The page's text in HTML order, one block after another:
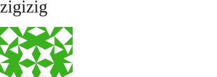
Lewati
konten
zigizig